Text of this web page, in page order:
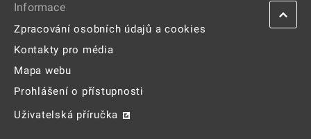
Informace
Zpracování osobních údajů a cookies
Kontakty pro média
Mapa webu
Prohlášení o přístupnosti
Uživatelská příručka